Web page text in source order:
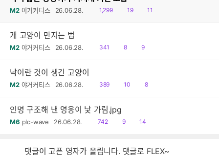
M2 야거커티스 26.06.28.
읽
1,299
공
19
댓
11
개 고양이 만지는 법
M2 야거커티스 26.06.28.
읽
341
공
8
댓
9
낙이란 것이 생긴 고양이
M2 야거커티스 26.06.28.
읽
389
공
10
댓
8
인명 구조해 낸 영웅이 낯 가림.jpg
M6 plc-wave 26.06.28.
읽
742
공
9
댓
14
댓글이 고픈 영자가 올립니다. 댓글로 FLEX~